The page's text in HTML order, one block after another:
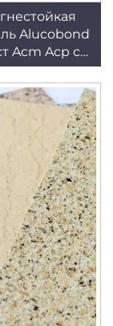
Alucobond
Acm Acp с
работ